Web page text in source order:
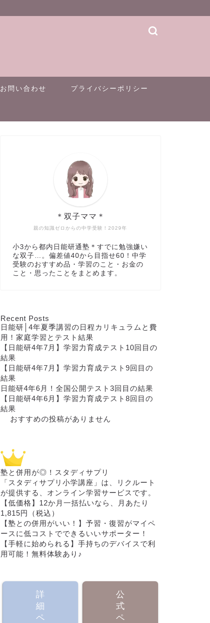
お問い合わせ プライバシーポリシー
親の知識ゼロからの中学受験！2029年
＊双子ママ＊
小3から都内日能研通塾＊すでに勉強嫌い
な双子…。偏差値40から目指せ60！中学
受験のおすすめ品・学習のこと・お金の
こと・思ったことをまとめます。
Recent Posts
日能研│4年夏季講習の日程カリキュラムと費
用！家庭学習とテスト結果
【日能研4年7月】学習力育成テスト10回目の
結果
【日能研4年7月】学習力育成テスト9回目の
結果
日能研4年6月！全国公開テスト3回目の結果
【日能研4年6月】学習力育成テスト8回目の
結果
おすすめの投稿がありません
塾と併用が◎！スタディサプリ
「スタディサプリ小学講座」は、リクルート
が提供する、オンライン学習サービスです。
【低価格】12か月一括払いなら、月あたり
1,815円（税込）
【塾との併用がいい！】予習・復習がマイペ
ースに低コストでできるいいサポーター！
【手軽に始められる】手持ちのデバイスで利
用可能！無料体験あり♪
詳
細
ペ
公
式
ペ